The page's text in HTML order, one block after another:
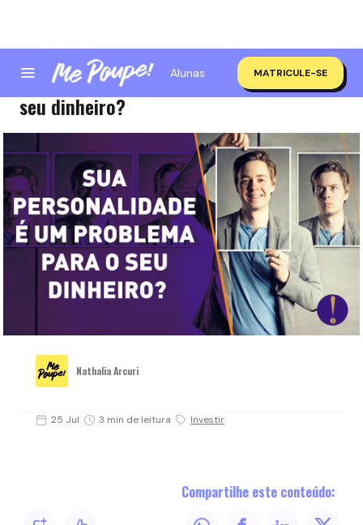
Alunas MATRICULE-SE
Sua personalidade é um problema para o
seu dinheiro?
Nathalia Arcuri
25 Jul 3 min de leitura Investir
Compartilhe este conteúdo: